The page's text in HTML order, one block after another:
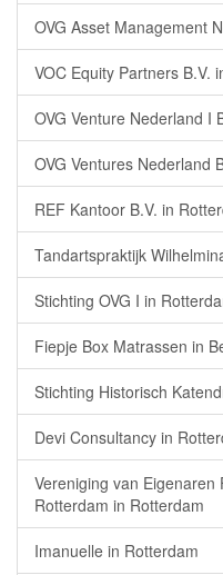
OVG Asset Management
VOC Equity Partners B.V.
OVG Venture Nederland I
OVG Ventures Nederland
REF Kantoor B.V. in
Tandartspraktijk
Stichting OVG I in
Fiepje Box Matrassen in
Stichting Historisch
Devi Consultancy in
Vereniging van
Rotterdam in Rotterdam
Imanuelle in Rotterdam